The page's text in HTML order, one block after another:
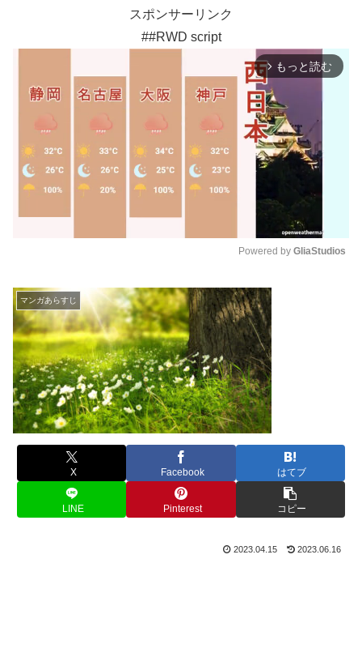
スポンサーリンク
##RWD script
arrow_forward_ios もっと読む
Powered by GliaStudios
マンガあらすじ
X Facebook はてブ
LINE Pinterest コピー
2023.04.15 2023.06.16